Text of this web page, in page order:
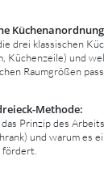
drei klassischen
Küchenzeile) und
Raumgrößen
Methode:
Prinzip des
und warum es